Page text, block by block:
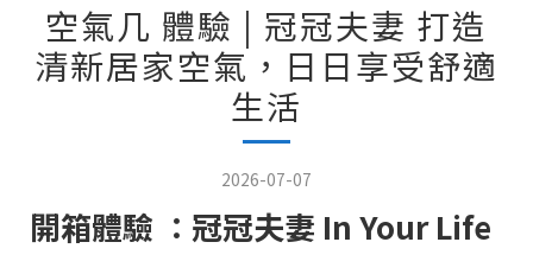
空氣几 體驗 | 冠冠夫妻 打造
清新居家空氣，日日享受舒適
生活
2026-07-07
開箱體驗 ：冠冠夫妻 In Your Life